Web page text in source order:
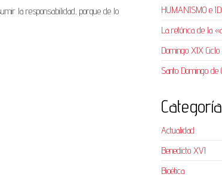
la responsabilidad, porque de lo
HUMANISMO e
La retórica de la
Domingo XIX
Santo Domingo de
Actualidad
Benedicto XVI
Bioética